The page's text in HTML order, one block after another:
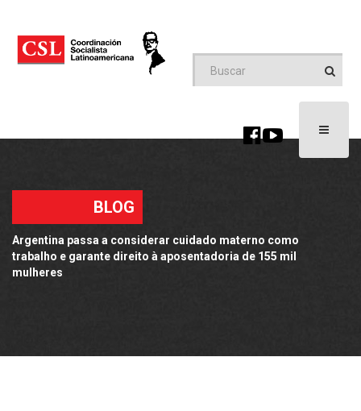
Toggle
BLOG
Argentina passa a considerar cuidado materno como
trabalho e garante direito à aposentadoria de 155 mil
mulheres